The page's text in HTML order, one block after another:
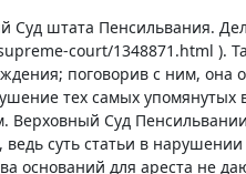
Суд штата Пенсильвания.
court/1348871.html ).
поговорив с ним, она
тех самых
Верховный Суд
ведь суть статьи в
оснований для ареста не